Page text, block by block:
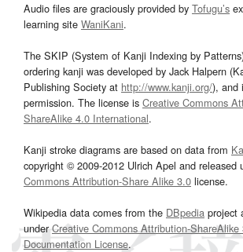
Audio files are graciously provided by Tofugu’s
learning site WaniKani.
The SKIP (System of Kanji Indexing by
ordering kanji was developed by Jack Halpern
Publishing Society at http://www.kanji.org/), and
permission. The license is Creative Commons
ShareAlike 4.0 International.
Kanji stroke diagrams are based on data from
copyright © 2009-2012 Ulrich Apel and released
Commons Attribution-Share Alike 3.0 license.
Wikipedia data comes from the DBpedia project
underCreative Commons Attribution-ShareAlike
Documentation License.